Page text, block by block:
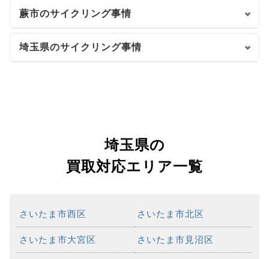
蕨市のサイクリング事情
埼玉県のサイクリング事情
埼玉県の
買取対応エリア一覧
さいたま市西区 さいたま市北区
さいたま市大宮区 さいたま市見沼区